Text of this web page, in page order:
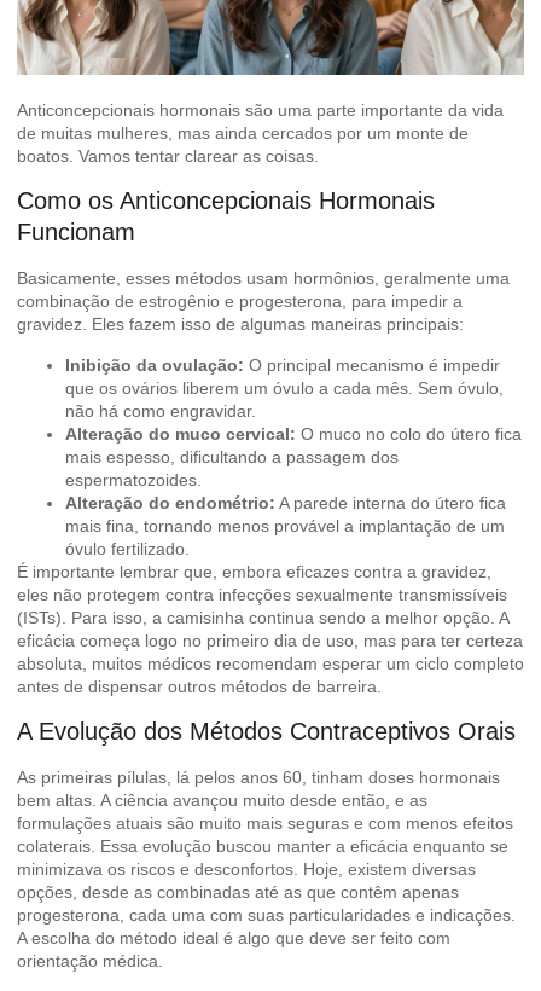
Anticoncepcionais hormonais são uma parte importante da vida
de muitas mulheres, mas ainda cercados por um monte de
boatos. Vamos tentar clarear as coisas.
Como os Anticoncepcionais Hormonais
Funcionam
Basicamente, esses métodos usam hormônios, geralmente uma
combinação de estrogênio e progesterona, para impedir a
gravidez. Eles fazem isso de algumas maneiras principais:
Inibição da ovulação: O principal mecanismo é impedir
que os ovários liberem um óvulo a cada mês. Sem óvulo,
não há como engravidar.
Alteração do muco cervical: O muco no colo do útero fica
mais espesso, dificultando a passagem dos
espermatozoides.
Alteração do endométrio: A parede interna do útero fica
mais fina, tornando menos provável a implantação de um
óvulo fertilizado.
É importante lembrar que, embora eficazes contra a gravidez,
eles não protegem contra infecções sexualmente transmissíveis
(ISTs). Para isso, a camisinha continua sendo a melhor opção. A
eficácia começa logo no primeiro dia de uso, mas para ter certeza
absoluta, muitos médicos recomendam esperar um ciclo completo
antes de dispensar outros métodos de barreira.
A Evolução dos Métodos Contraceptivos Orais
As primeiras pílulas, lá pelos anos 60, tinham doses hormonais
bem altas. A ciência avançou muito desde então, e as
formulações atuais são muito mais seguras e com menos efeitos
colaterais. Essa evolução buscou manter a eficácia enquanto se
minimizava os riscos e desconfortos. Hoje, existem diversas
opções, desde as combinadas até as que contêm apenas
progesterona, cada uma com suas particularidades e indicações.
A escolha do método ideal é algo que deve ser feito com
orientação médica